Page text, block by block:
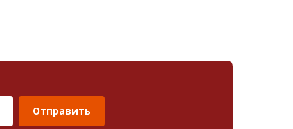
Отправить